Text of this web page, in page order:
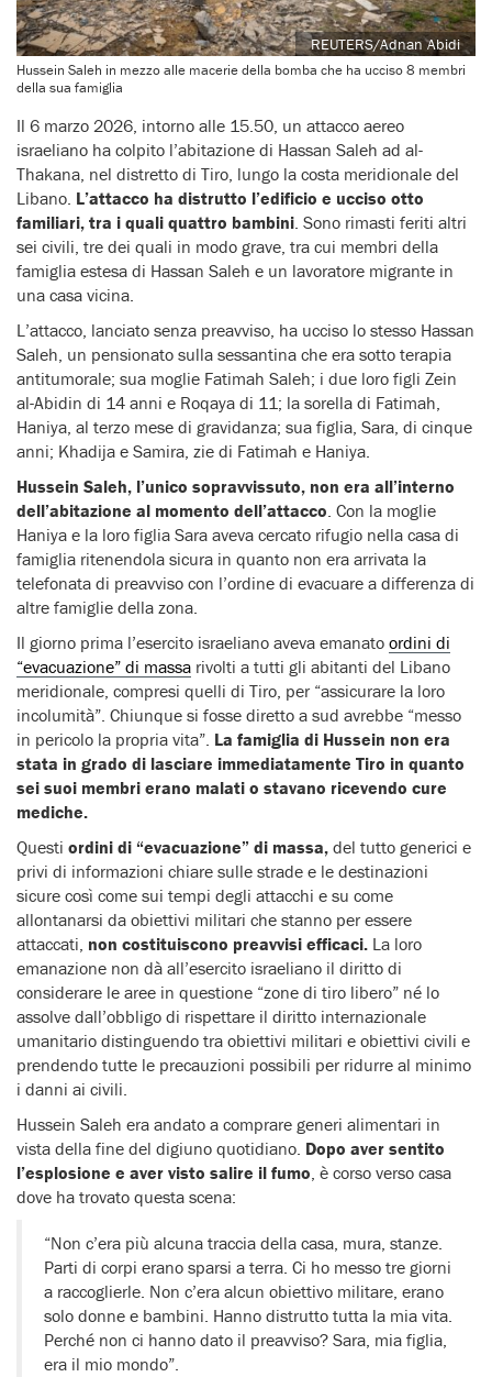
REUTERS/Adnan Abidi
Hussein Saleh in mezzo alle macerie della bomba che ha ucciso 8 membri
della sua famiglia
Il 6 marzo 2026, intorno alle 15.50, un attacco aereo
israeliano ha colpito l’abitazione di Hassan Saleh ad al-
Thakana, nel distretto di Tiro, lungo la costa meridionale del
Libano. L’attacco ha distrutto l’edificio e ucciso otto
familiari, tra i quali quattro bambini. Sono rimasti feriti altri
sei civili, tre dei quali in modo grave, tra cui membri della
famiglia estesa di Hassan Saleh e un lavoratore migrante in
una casa vicina.
L’attacco, lanciato senza preavviso, ha ucciso lo stesso Hassan
Saleh, un pensionato sulla sessantina che era sotto terapia
antitumorale; sua moglie Fatimah Saleh; i due loro figli Zein
al-Abidin di 14 anni e Roqaya di 11; la sorella di Fatimah,
Haniya, al terzo mese di gravidanza; sua figlia, Sara, di cinque
anni; Khadija e Samira, zie di Fatimah e Haniya.
Hussein Saleh, l’unico sopravvissuto, non era all’interno
dell’abitazione al momento dell’attacco. Con la moglie
Haniya e la loro figlia Sara aveva cercato rifugio nella casa di
famiglia ritenendola sicura in quanto non era arrivata la
telefonata di preavviso con l’ordine di evacuare a differenza di
altre famiglie della zona.
Il giorno prima l’esercito israeliano aveva emanato ordini di
“evacuazione” di massa rivolti a tutti gli abitanti del Libano
meridionale, compresi quelli di Tiro, per “assicurare la loro
incolumità”. Chiunque si fosse diretto a sud avrebbe “messo
in pericolo la propria vita”. La famiglia di Hussein non era
stata in grado di lasciare immediatamente Tiro in quanto
sei suoi membri erano malati o stavano ricevendo cure
mediche.
Questi ordini di “evacuazione” di massa, del tutto generici e
privi di informazioni chiare sulle strade e le destinazioni
sicure così come sui tempi degli attacchi e su come
allontanarsi da obiettivi militari che stanno per essere
attaccati, non costituiscono preavvisi efficaci. La loro
emanazione non dà all’esercito israeliano il diritto di
considerare le aree in questione “zone di tiro libero” né lo
assolve dall’obbligo di rispettare il diritto internazionale
umanitario distinguendo tra obiettivi militari e obiettivi civili e
prendendo tutte le precauzioni possibili per ridurre al minimo
i danni ai civili.
Hussein Saleh era andato a comprare generi alimentari in
vista della fine del digiuno quotidiano. Dopo aver sentito
l’esplosione e aver visto salire il fumo, è corso verso casa
dove ha trovato questa scena:
“Non c’era più alcuna traccia della casa, mura, stanze.
Parti di corpi erano sparsi a terra. Ci ho messo tre giorni
a raccoglierle. Non c’era alcun obiettivo militare, erano
solo donne e bambini. Hanno distrutto tutta la mia vita.
Perché non ci hanno dato il preavviso? Sara, mia figlia,
era il mio mondo”.